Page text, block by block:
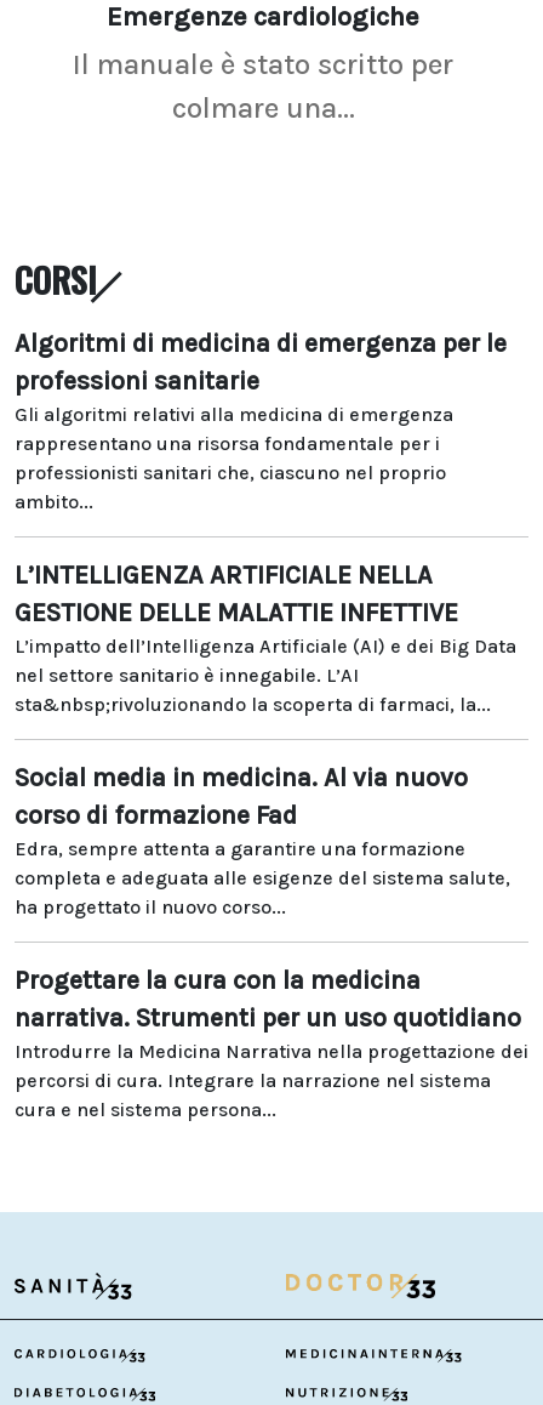
Emergenze cardiologiche
Il manuale è stato scritto per
colmare una...
CORSI
Algoritmi di medicina di emergenza per le
professioni sanitarie
Gli algoritmi relativi alla medicina di emergenza
rappresentano una risorsa fondamentale per i
professionisti sanitari che, ciascuno nel proprio
ambito...
L’INTELLIGENZA ARTIFICIALE NELLA
GESTIONE DELLE MALATTIE INFETTIVE
L’impatto dell’Intelligenza Artificiale (AI) e dei Big Data
nel settore sanitario è innegabile. L’AI
sta&nbsp;rivoluzionando la scoperta di farmaci, la...
Social media in medicina. Al via nuovo
corso di formazione Fad
Edra, sempre attenta a garantire una formazione
completa e adeguata alle esigenze del sistema salute,
ha progettato il nuovo corso...
Progettare la cura con la medicina
narrativa. Strumenti per un uso quotidiano
Introdurre la Medicina Narrativa nella progettazione dei
percorsi di cura. Integrare la narrazione nel sistema
cura e nel sistema persona...